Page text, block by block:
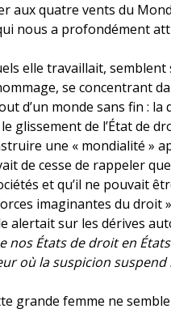
aux quatre vents du
nous a profondément
elle travaillait,
se concentrant
d’un monde sans fin : la
glissement de l’État de
une « mondialité »
de cesse de rappeler
et qu’il ne pouvait
imaginantes du droit
alertait sur les dérives
nos États de droit en
où la suspicion
grande femme ne